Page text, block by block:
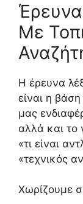
Με
Η έρευνα
είναι η
μας
αλλά και το
«τι είναι
«τεχνικός
Χωρίζουμε